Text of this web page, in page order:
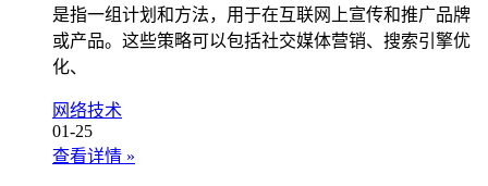
是指一组计划和方法，用于在互联网上宣传和推广品牌
或产品。这些策略可以包括社交媒体营销、搜索引擎优
化、
网络技术
01-25
查看详情 »